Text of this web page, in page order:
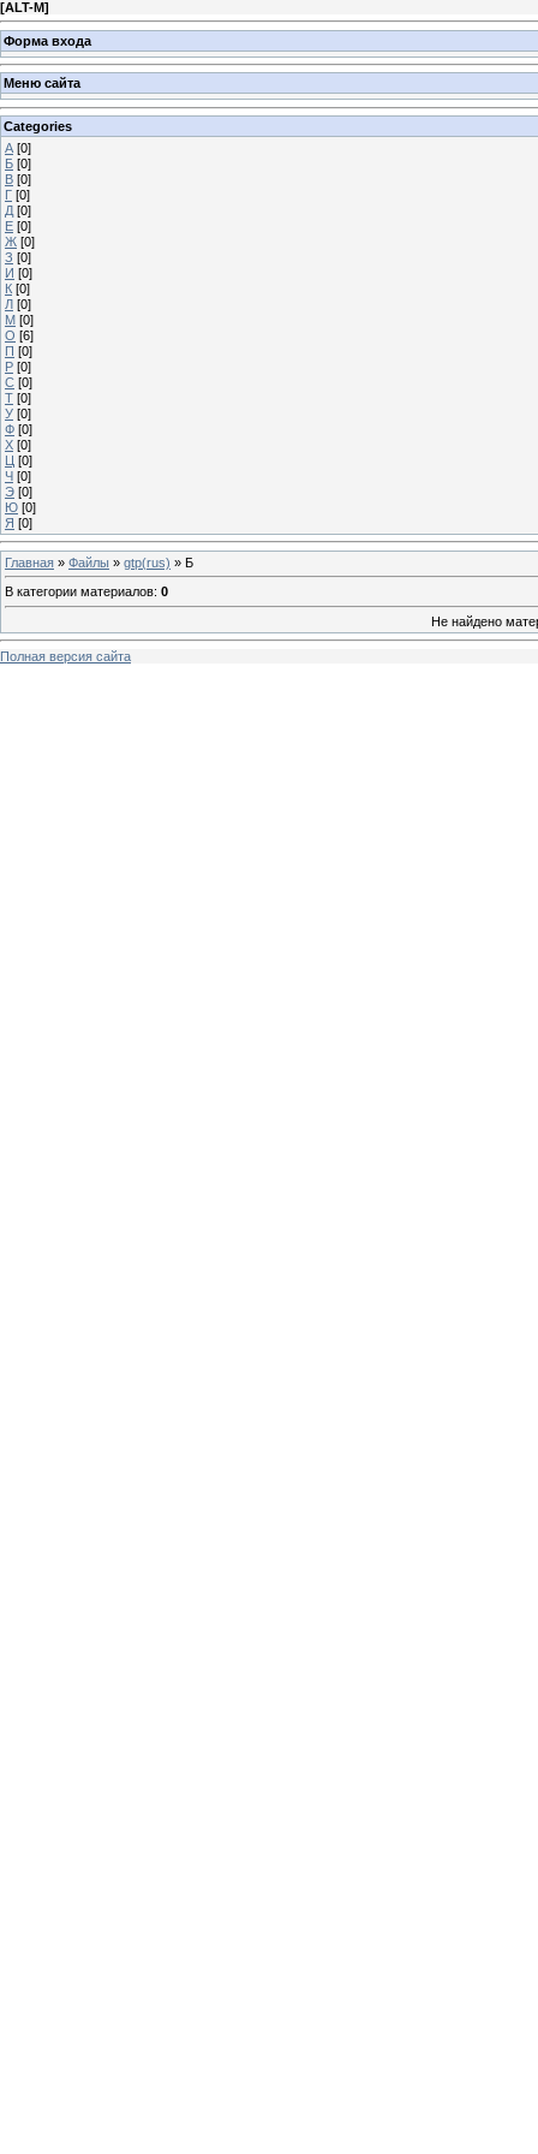
[ALT-M]
Форма входа
Меню сайта
Categories
А [0]
Б [0]
В [0]
Г [0]
Д [0]
Е [0]
Ж [0]
З [0]
И [0]
К [0]
Л [0]
М [0]
О [6]
П [0]
Р [0]
С [0]
Т [0]
У [0]
Ф [0]
Х [0]
Ц [0]
Ч [0]
Э [0]
Ю [0]
Я [0]
Главная » Файлы » gtp(rus) » Б
В категории материалов: 0
Не найдено
Полная версия сайта